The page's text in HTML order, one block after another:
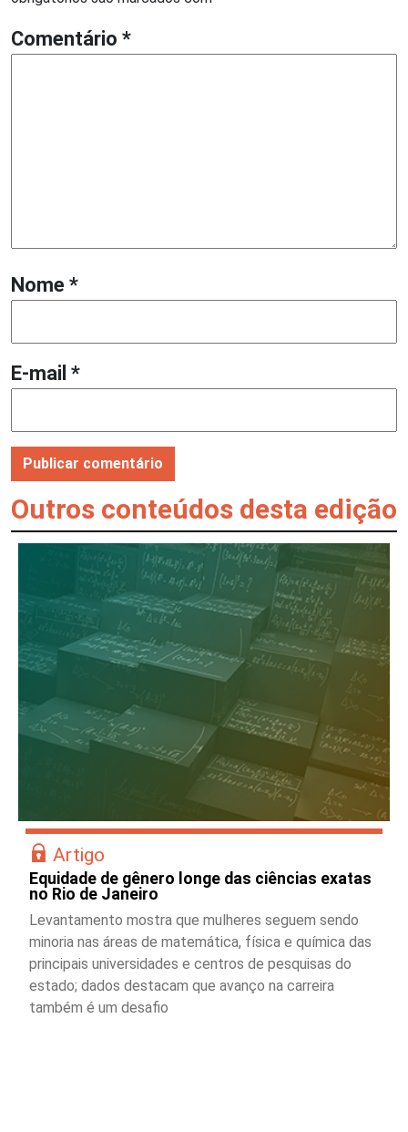
Comentário *
Nome *
E-mail *
Outros conteúdos desta edição
Artigo
Equidade de gênero longe das ciências exatas
no Rio de Janeiro
Levantamento mostra que mulheres seguem sendo
minoria nas áreas de matemática, física e química das
principais universidades e centros de pesquisas do
estado; dados destacam que avanço na carreira
também é um desafio